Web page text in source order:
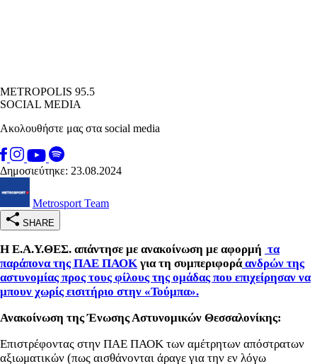
METROPOLIS 95.5
SOCIAL MEDIA
Ακολουθήστε μας στα social media
Δημοσιεύτηκε: 23.08.2024
Metrosport Team
SHARE
Η Ε.Α.Υ.ΘΕΣ. απάντησε με ανακοίνωση με αφορμή τα
παράπονα της ΠΑΕ ΠΑΟΚ για τη συμπεριφοράανδρών της
αστυνομίας προς τους φίλους της ομάδας που επιχείρησαν να
μπουν χωρίς εισιτήριο στην «Τούμπα».
Ανακοίνωση της Ένωσης Αστυνομικών Θεσσαλονίκης:
Επιστρέφοντας στην ΠΑΕ ΠΑΟΚ των αμέτρητων απόστρατων
αξιωματικών (πως αισθάνονται άραγε για την εν λόγω